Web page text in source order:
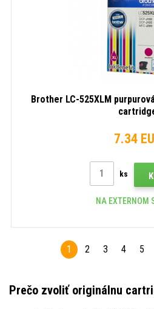
Brother LC-525XLM
7.34
ks
NA EXTERNOM
1 2 3 4 5
Prečo zvoliť originálnu